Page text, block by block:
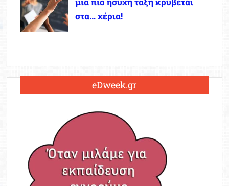
στα… χέρια!
eDweek.gr